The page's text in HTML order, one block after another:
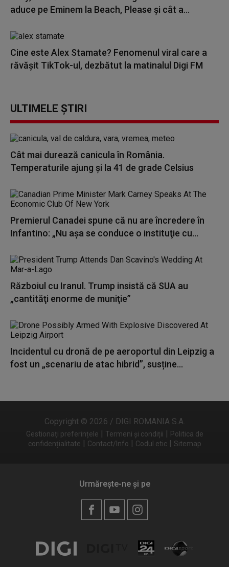
aduce pe Eminem la Beach, Please și cât a...
Cine este Alex Stamate? Fenomenul viral care a
răvășit TikTok-ul, dezbătut la matinalul Digi FM
ULTIMELE ȘTIRI
Cât mai durează canicula în România.
Temperaturile ajung și la 41 de grade Celsius
Premierul Canadei spune că nu are încredere în
Infantino: „Nu aşa se conduce o instituţie cu...
Războiul cu Iranul. Trump insistă că SUA au
„cantităţi enorme de muniţie”
Incidentul cu dronă de pe aeroportul din Leipzig a
fost un „scenariu de atac hibrid”, susține...
Copyright © 2026 / DIGI ROMANIA S.A.
Gestionați preferințele | Termeni și condiții | Politica de
confidențialitate | Contact/Info | Codul etic | Sitemap
Urmărește-ne și pe